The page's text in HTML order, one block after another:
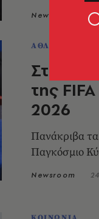
Newsroom
ΑΘΛΗΤΙΣΜΟΣ
Στα
της
2026
Πανάκριβα τα
Παγκόσμιο
Newsroom